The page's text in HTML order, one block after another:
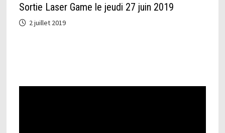
Sortie Laser Game le jeudi 27 juin 2019
2 juillet 2019